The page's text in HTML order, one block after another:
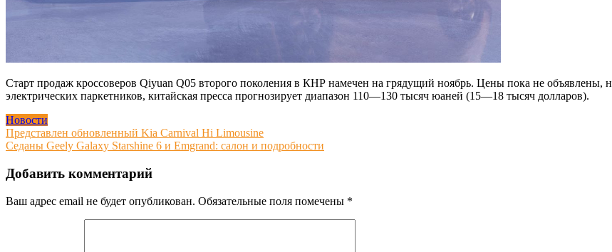
Старт продаж кроссоверов Qiyuan Q05 второго поколения в КНР намечен на грядущий ноябрь. Цены пока не
электрических паркетников, китайская пресса прогнозирует диапазон 110—130 тысяч юаней (15—18 тысяч долларов).
Новости
Навигация
по
записям
Представлен обновленный Kia Carnival Hi Limousine
Седаны Geely Galaxy Starshine 6 и Emgrand: салон и подробности
Добавить комментарий
Ваш адрес email не будет опубликован. Обязательные поля помечены *